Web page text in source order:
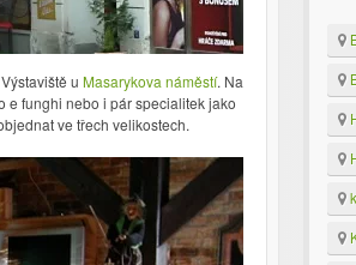
u Masarykova náměstí. Na
e funghi nebo i pár specialitek jako
ve třech velikostech.